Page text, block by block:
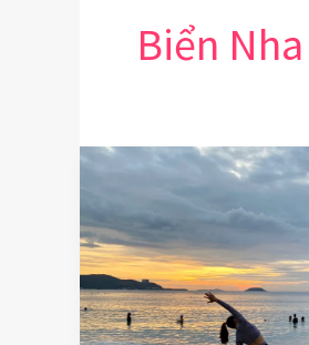
Biển
Biển
Trang
–
Thiên
Đường